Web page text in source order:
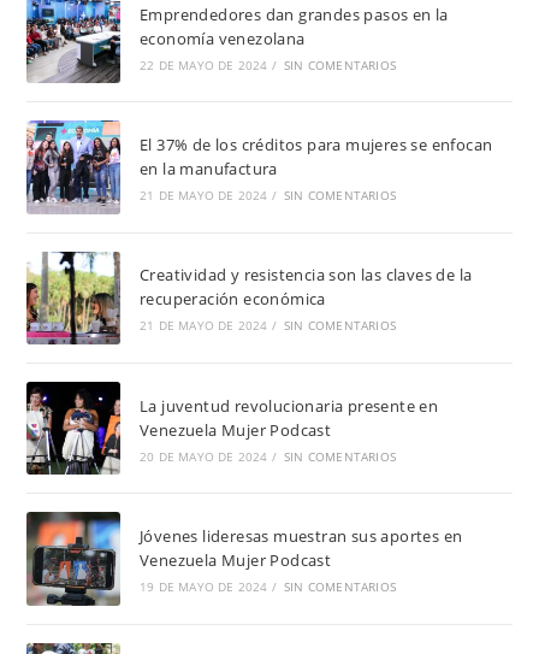
Emprendedores dan grandes pasos en la
economía venezolana
22 DE MAYO DE 2024 / SIN COMENTARIOS
El 37% de los créditos para mujeres se enfocan
en la manufactura
21 DE MAYO DE 2024 / SIN COMENTARIOS
Creatividad y resistencia son las claves de la
recuperación económica
21 DE MAYO DE 2024 / SIN COMENTARIOS
La juventud revolucionaria presente en
Venezuela Mujer Podcast
20 DE MAYO DE 2024 / SIN COMENTARIOS
Jóvenes lideresas muestran sus aportes en
Venezuela Mujer Podcast
19 DE MAYO DE 2024 / SIN COMENTARIOS